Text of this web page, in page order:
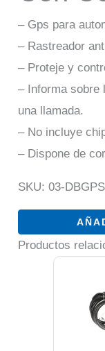
– Gps para
– Rastreador
– Proteje y
– Informa sobre
una llamada.
– No incluye
– Dispone de
SKU:03-
Productos